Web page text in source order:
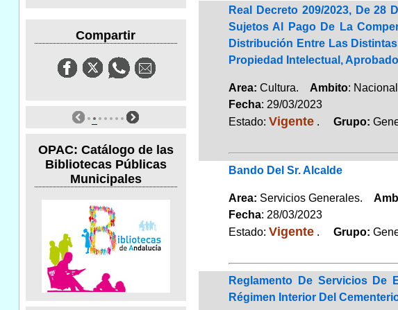
Compartir
OPAC: Catálogo de las
Bibliotecas Públicas
Municipales
Real Decreto 209/2023, De 28
Sujetos Al Pago De La
Distribución Entre Las
Propiedad Intelectual,
Area: Cultura. Ambito:
Fecha: 29/03/2023
Estado: Vigente. Grupo:
Bando Del Sr. Alcalde
Area: Servicios Generales.
Fecha: 28/03/2023
Estado: Vigente. Grupo:
Reglamento De Servicios De
Régimen Interior Del